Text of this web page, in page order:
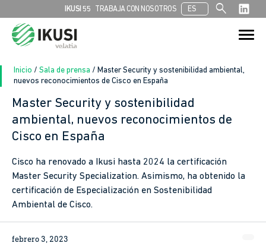
IKUSI 55 TRABAJA CON NOSOTROS ES search
Buscar:
Botón de
Inicio / Sala de prensa / Master Security y sostenibilidad ambiental,
nuevos reconocimientos de Cisco en España
Master Security y sostenibilidad
ambiental, nuevos reconocimientos de
Cisco en España
Cisco ha renovado a Ikusi hasta 2024 la certificación
Master Security Specialization. Asimismo, ha obtenido la
certificación de Especialización en Sostenibilidad
Ambiental de Cisco.
febrero 3, 2023